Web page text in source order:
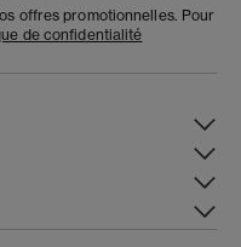
offres promotionnelles. Pour
de confidentialité